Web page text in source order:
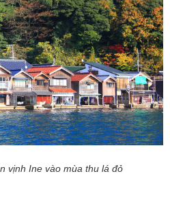
vịnh Ine vào mùa thu lá đỏ